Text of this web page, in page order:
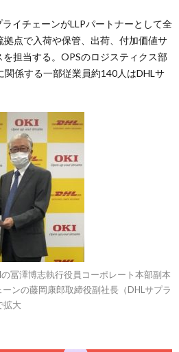
イチェーンがLLPパートナーとして全
点で入荷や保管、出荷、付加価値サ
担当する。OPSのロジスティクス部
関係する一部従業員約140人はDHLサ
冨澤博志執行役員コーポレート本部副本
ンの藤岡康郎取締役副社長（DHLサプラ
拡大